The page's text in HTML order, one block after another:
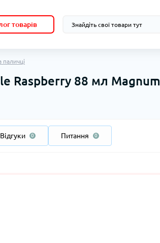
товарів
Raspberry 88 мл Magnum
Відгуки 0 Питання 0